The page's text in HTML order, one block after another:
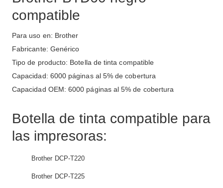
compatible
Para uso en: Brother
Fabricante: Genérico
Tipo de producto: Botella de tinta compatible
Capacidad: 6000 páginas al 5% de cobertura
Capacidad OEM: 6000 páginas al 5% de cobertura
Botella de tinta compatible para
las impresoras:
Brother DCP-T220
Brother DCP-T225